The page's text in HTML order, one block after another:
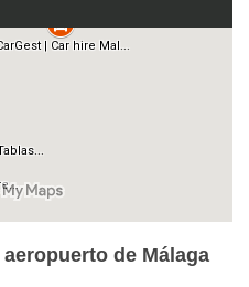
de Málaga